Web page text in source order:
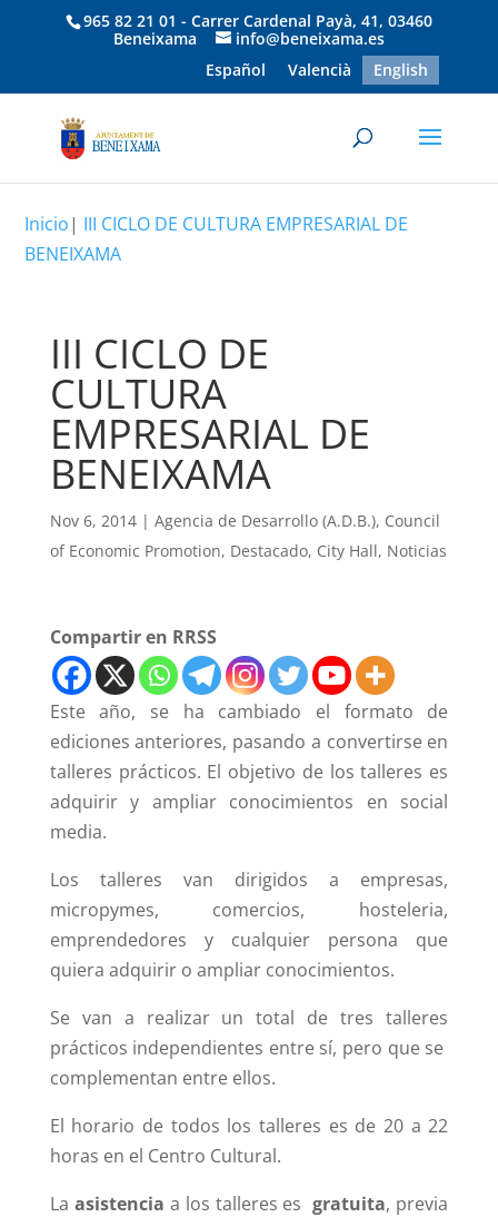
965 82 21 01 - Carrer Cardenal Payà, 41, 03460
Beneixama
info@beneixama.es
Español
Valencià English
Inicio| III CICLO DE CULTURA EMPRESARIAL DE
BENEIXAMA
III CICLO DE
CULTURA
EMPRESARIAL DE
BENEIXAMA
Nov 6, 2014| Agencia de Desarrollo (A.D.B.), Council
of Economic Promotion, Destacado, City Hall, Noticias
Compartir en RRSS
Este año, se ha cambiado el formato de
ediciones anteriores, pasando a convertirse en
talleres prácticos. El objetivo de los talleres es
adquirir y ampliar conocimientos en social
media.
Los talleres van dirigidos a empresas,
micropymes, comercios, hosteleria,
emprendedores y cualquier persona que
quiera adquirir o ampliar conocimientos.
Se van a realizar un total de tres talleres
prácticos independientes entre sí, pero que se
complementan entre ellos.
El horario de todos los talleres es de 20 a 22
horas en el Centro Cultural.
La asistencia a los talleres es gratuita, previa